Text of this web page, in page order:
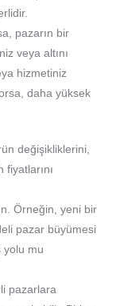
pazarın bir
veya altını
hizmetiniz
daha yüksek
değişikliklerini,
Örneğin, yeni bir
pazar büyümesi
yolu mu
pazarlara